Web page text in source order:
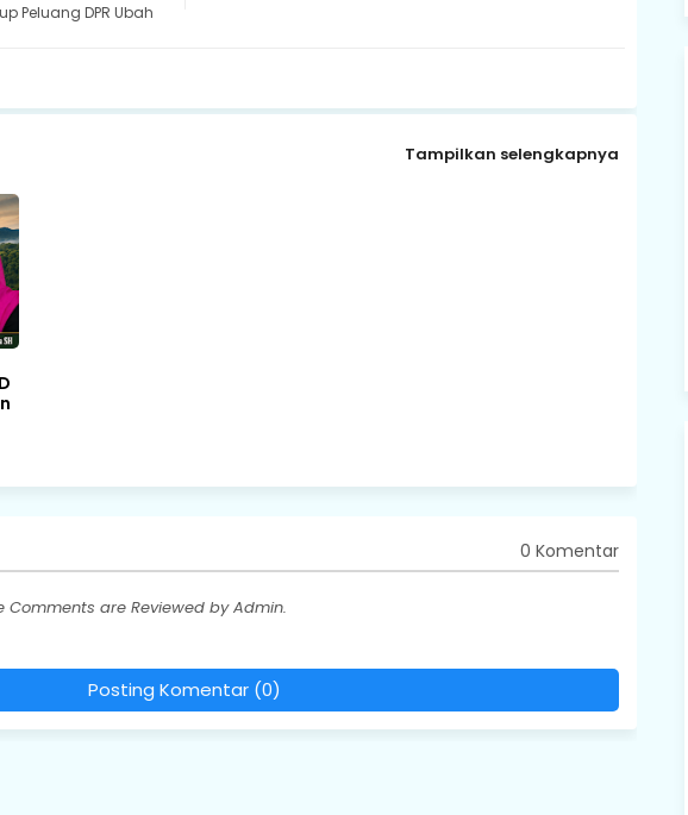
Peluang DPR Ubah
Tampilkan selengkapnya
0 Komentar
Comments are Reviewed by Admin.
Posting Komentar (0)